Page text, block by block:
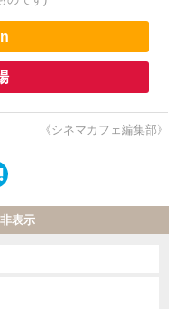
《シネマカフェ編集部》
表示